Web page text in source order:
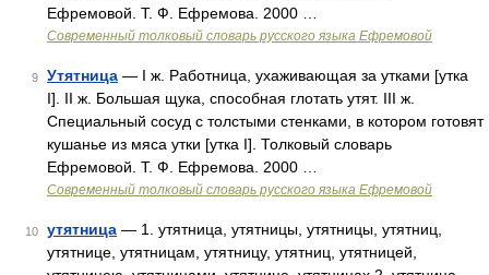
Ефремовой. Т. Ф. Ефремова. 2000 …
Современный толковый словарь русского языка Ефремовой
9 Утятница — I ж. Работница, ухаживающая за утками [утка
I]. II ж. Большая щука, способная глотать утят. III ж.
Специальный сосуд с толстыми стенками, в котором готовят
кушанье из мяса утки [утка I]. Толковый словарь
Ефремовой. Т. Ф. Ефремова. 2000 …
Современный толковый словарь русского языка Ефремовой
10 утятница — 1. утятница, утятницы, утятницы, утятниц,
утятнице, утятницам, утятницу, утятниц, утятницей,